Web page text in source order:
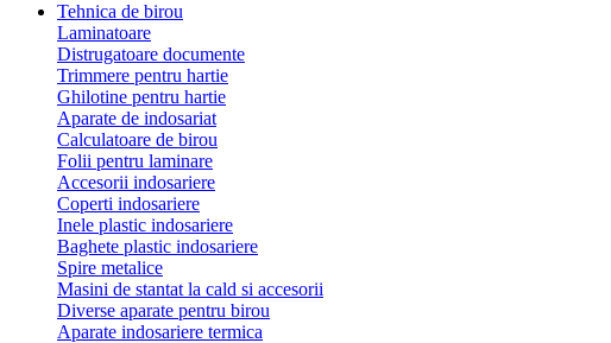
Tehnica de birou
Laminatoare
Distrugatoare documente
Trimmere pentru hartie
Ghilotine pentru hartie
Aparate de indosariat
Calculatoare de birou
Folii pentru laminare
Accesorii indosariere
Coperti indosariere
Inele plastic indosariere
Baghete plastic indosariere
Spire metalice
Masini de stantat la cald si accesorii
Diverse aparate pentru birou
Aparate indosariere termica